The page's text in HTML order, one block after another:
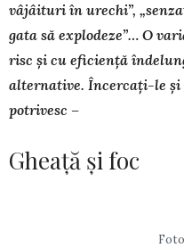
vâjâi­turi în urechi”,
gata să ex­plo­deze”… O
risc și cu efi­ciență
alternative. Încercați-le și
potrivesc –
Gheață și foc